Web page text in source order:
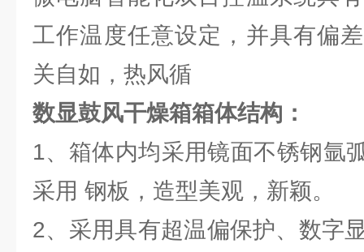
工作温度任意设定，并具有偏
关自如，热风循
数显鼓风干燥箱箱体结构：
1、箱体内均采用镜面不锈钢氩
采用 钢板，造型美观，新颖。
2、采用具有超温偏保护、数字